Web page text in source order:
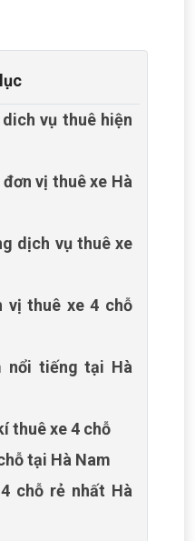
vụ thuê hiện
vị thuê xe Hà
dịch vụ thuê xe
vị thuê xe 4 chỗ
nổi tiếng tại Hà
thuê xe 4 chỗ
tại Hà Nam
chỗ rẻ nhất Hà